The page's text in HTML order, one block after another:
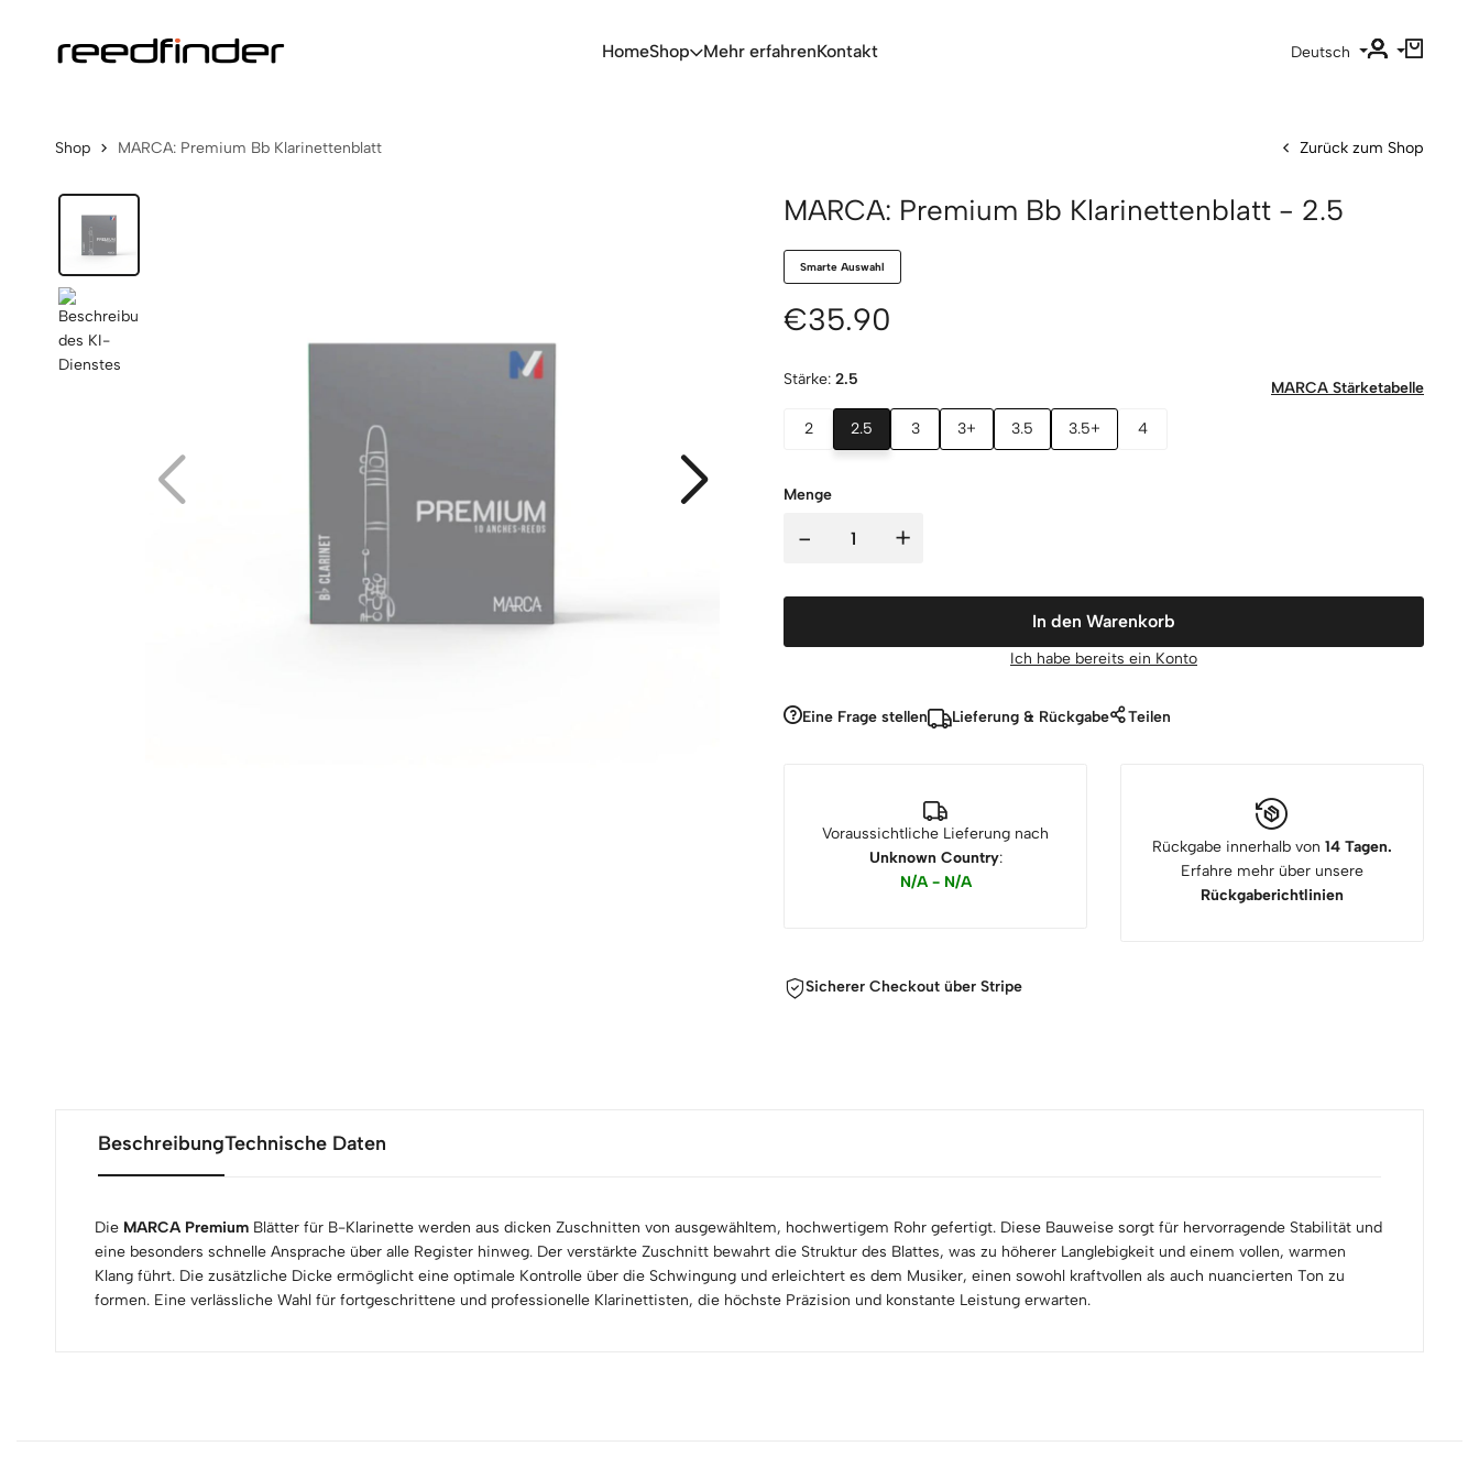
HomeShop Mehr erfahrenKontakt Deutsch
Shop MARCA: Premium Bb Klarinettenblatt Zurück zum Shop
MARCA: Premium Bb Klarinettenblatt - 2.5
Smarte Auswahl
€35.90
Stärke: 2.5 MARCA Stärketabelle
2 2.5 3 3+ 3.5 3.5+ 4
Menge
- +
In den Warenkorb
Ich habe bereits ein Konto
Eine Frage stellen Lieferung & Rückgabe Teilen
Voraussichtliche Lieferung nach
Unknown Country:
N/A - N/A
Rückgabe innerhalb von 14 Tagen.
Erfahre mehr über unsere
Rückgaberichtlinien
Sicherer Checkout über Stripe
BeschreibungTechnische Daten
Die MARCA Premium Blätter für B-Klarinette werden aus dicken Zuschnitten von ausgewähltem, hochwertigem Rohr gefertigt. Diese Bauweise sorgt für hervorragende Stabilität und
eine besonders schnelle Ansprache über alle Register hinweg. Der verstärkte Zuschnitt bewahrt die Struktur des Blattes, was zu höherer Langlebigkeit und einem vollen, warmen
Klang führt. Die zusätzliche Dicke ermöglicht eine optimale Kontrolle über die Schwingung und erleichtert es dem Musiker, einen sowohl kraftvollen als auch nuancierten Ton zu
formen. Eine verlässliche Wahl für fortgeschrittene und professionelle Klarinettisten, die höchste Präzision und konstante Leistung erwarten.